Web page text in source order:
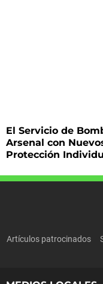
El Servicio de
Arsenal con
Protección
Artículos patrocinados